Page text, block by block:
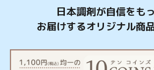
日本調剤が自信をも
お届けするオリジナル商品